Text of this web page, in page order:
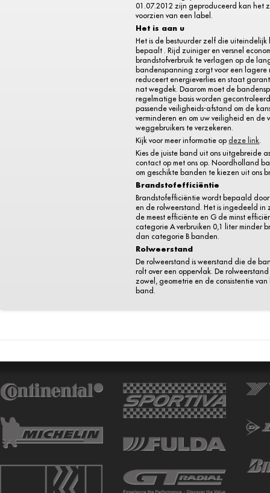
01.07.2012 zijn geproduceerd kan het
voorzien van een label.
Het is aan u
Het is de bestuurder zelf die uiteindelijk
bepaalt . Rijd zuiniger en versnel
brandstofverbruik te verlagen op de
bandenspanning zorgt voor een lagere
reduceert energieverlies en staat
nat wegdek. Daarom moet de
regelmatige basis worden
passende veiligheids-afstand om de
verminderen en om uw veiligheid en de
weggebruikers te verzekeren.
Kijk voor meer informatie op deze link
Kies de juiste band uit ons uitgebreide
contact op met ons op. Noordholland
om geschikte banden te kiezen uit ons
Brandstofefficiëntie
Brandstofefficiëntie wordt bepaald
en de rolweerstand. Het is ingedeeld in
de meest efficiënte en G de minst
categorie A verbruiken 0,1 liter minder
dan categorie B banden.
Rolweerstand
De rolweerstand is weerstand die de
rolt over een oppervlak. De
zowel, geometrie en de consistentie
band.